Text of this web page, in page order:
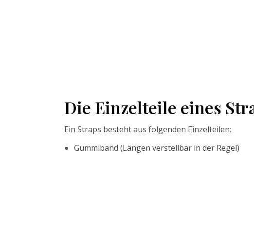
Die Einzelteile eines
Ein Straps besteht aus folgenden Einzelteilen:
Gummiband (Längen verstellbar in der Regel)